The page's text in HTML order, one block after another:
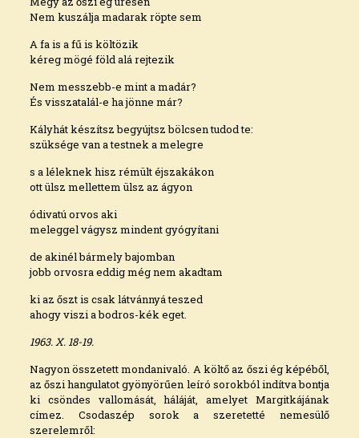
Nem kuszálja madarak röpte sem
A fa is a fű is költözik
kéreg mögé föld alá rejtezik
Nem messzebb-e mint a madár?
És visszatalál-e ha jönne már?
Kályhát készítsz begyújtsz bölcsen tudod te:
szüksége van a testnek a melegre
s a léleknek hisz rémült éjszakákon
ott ülsz mellettem ülsz az ágyon
ódivatú orvos aki
meleggel vágysz mindent gyógyítani
de akinél bármely bajomban
jobb orvosra eddig még nem akadtam
ki az őszt is csak látvánnyá teszed
ahogy viszi a bodros-kék eget.
1963. X. 18-19.
Nagyon összetett mondanivaló. A költő az őszi ég képéből,
az őszi hangulatot gyönyörűen leíró sorokból indítva bontja
ki csöndes vallomását, háláját, amelyet Margitkájának
címez. Csodaszép sorok a szeretetté nemesülő
szerelemről: